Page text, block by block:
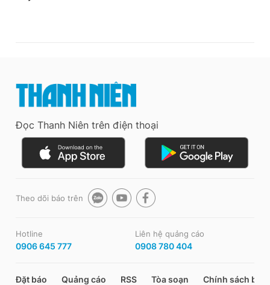
Đọc Thanh Niên trên điện thoại
Theo dõi báo trên
Hotline
0906 645 777
Liên hệ quảng cáo
0908 780 404
Đặt báo Quảng cáo RSS Tòa soạn Chính sách bảo